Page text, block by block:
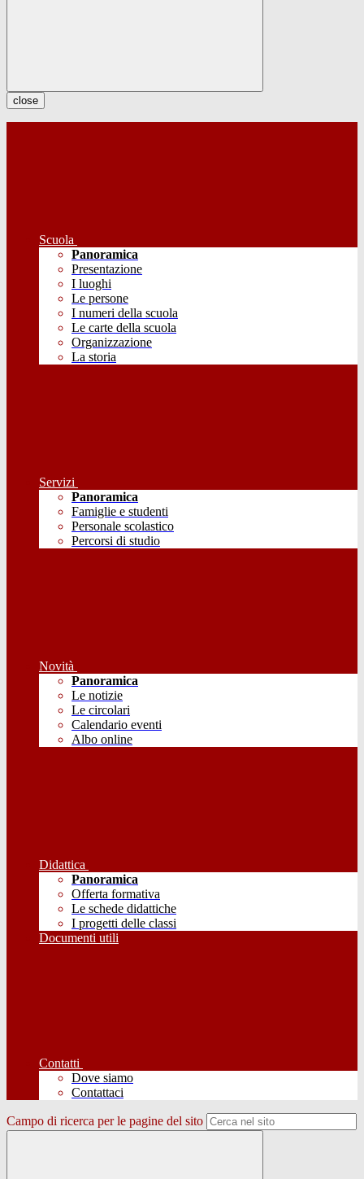
close
Scuola
Panoramica
Presentazione
I luoghi
Le persone
I numeri della scuola
Le carte della scuola
Organizzazione
La storia
Servizi
Panoramica
Famiglie e studenti
Personale scolastico
Percorsi di studio
Novità
Panoramica
Le notizie
Le circolari
Calendario eventi
Albo online
Didattica
Panoramica
Offerta formativa
Le schede didattiche
I progetti delle classi
Documenti utili
Contatti
Dove siamo
Contattaci
Campo di ricerca per le pagine del sito